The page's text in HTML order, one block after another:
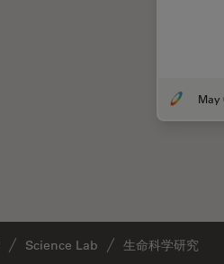
May
Science Lab 生命科学研究